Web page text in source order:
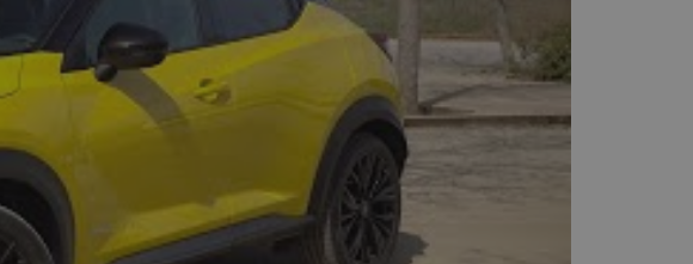
zoals gebruikersaanmelding en
cookies.
door de CloudFlare-service om
identificeren en alle
op basis van het IP-adres van de bezoeker
voor het ondersteunen van de
functies en in het bieden van
bezoekers.